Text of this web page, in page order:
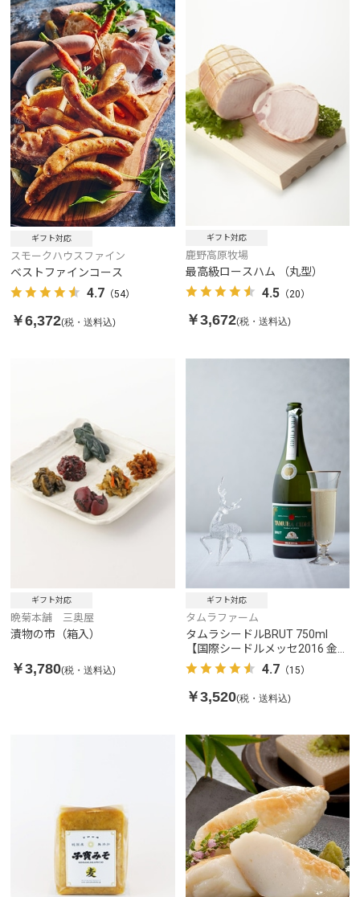
ギフト対応
スモークハウスファイン
ベストファインコース
4.7 （54）
￥6,372(税・送料込)
ギフト対応
鹿野高原牧場
最高級ロースハム （丸型）
4.5（20）
￥3,672(税・送料込)
ギフト対応
晩菊本舗 三奥屋
漬物の市（箱入）
￥3,780(税・送料込)
ギフト対応
タムラファーム
タムラシードルBRUT 750ml
【国際シードルメッセ2016 金賞
（ポムド－ル賞）受賞】
4.7 （15）
￥3,520(税・送料込)